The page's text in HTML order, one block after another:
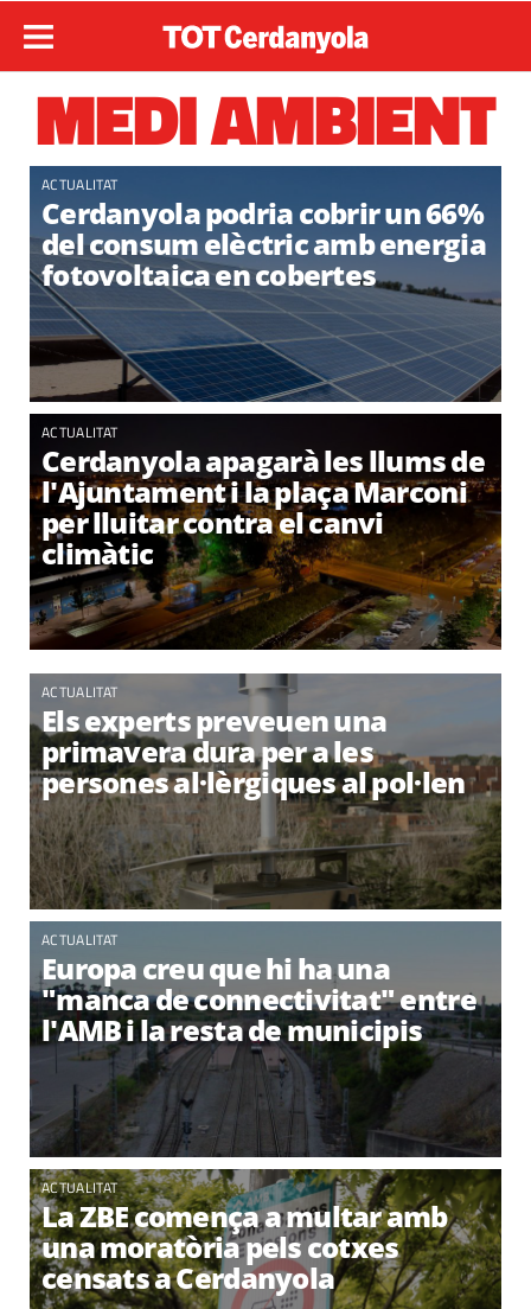
MEDI AMBIENT
ACTUALITAT
Cerdanyola podria cobrir un 66%
del consum elèctric amb energia
fotovoltaica en cobertes
ACTUALITAT
Cerdanyola apagarà les llums de
l'Ajuntament i la plaça Marconi
per lluitar contra el canvi
climàtic
ACTUALITAT
Els experts preveuen una
primavera dura per a les
persones al·lèrgiques al pol·len
ACTUALITAT
Europa creu que hi ha una
"manca de connectivitat" entre
l'AMB i la resta de municipis
ACTUALITAT
La ZBE comença a multar amb
una moratòria pels cotxes
censats a Cerdanyola